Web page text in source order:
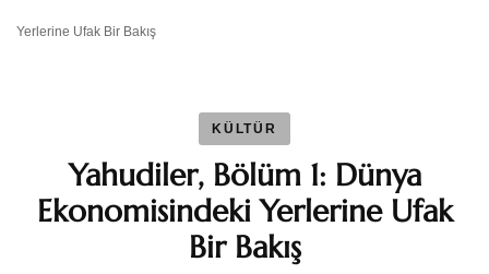
Yerlerine Ufak Bir Bakış
KÜLTÜR
Yahudiler, Bölüm 1: Dünya
Ekonomisindeki Yerlerine Ufak
Bir Bakış